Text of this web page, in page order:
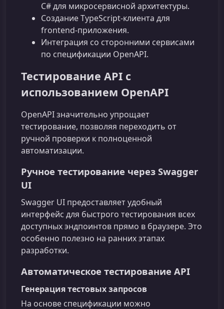
C# для микросервисной архитектуры.
Создание TypeScript-клиента для
frontend-приложения.
Интеграция со сторонними сервисами
по спецификации OpenAPI.
Тестирование API с
использованием OpenAPI
OpenAPI значительно упрощает
тестирование, позволяя переходить от
ручной проверки к полноценной
автоматизации.
Ручное тестирование через Swagger
UI
Swagger UI предоставляет удобный
интерфейс для быстрого тестирования всех
доступных эндпоинтов прямо в браузере. Это
особенно полезно на ранних этапах
разработки.
Автоматическое тестирование API
Генерация тестовых запросов
На основе спецификации можно